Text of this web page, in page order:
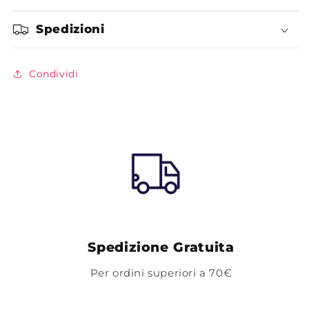
Spedizioni
Condividi
Spedizione Gratuita
Per ordini superiori a 70€